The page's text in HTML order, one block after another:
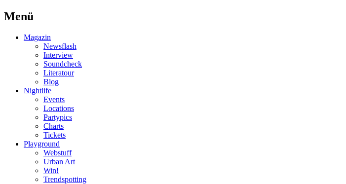
Menü
Magazin
Newsflash
Interview
Soundcheck
Literatour
Blog
Nightlife
Events
Locations
Partypics
Charts
Tickets
Playground
Webstuff
Urban Art
Win!
Trendspotting